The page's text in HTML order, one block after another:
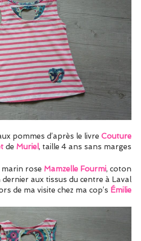
pommes d’après le livreCouture
de Muriel, taille 4 ans sans marges
marin rose Mamzelle Fourmi, coton
dernier aux tissus du centre à Laval
de ma visite chez ma cop’s Émilie